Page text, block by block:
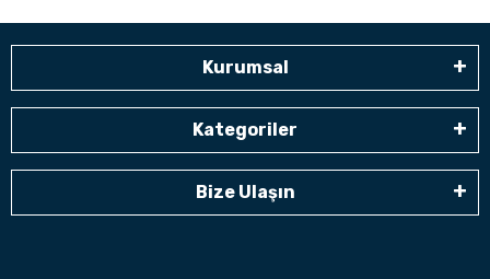
Kurumsal
Kategoriler
Bize Ulaşın